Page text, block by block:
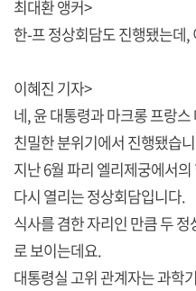
최대환 앵커>
한-프 정상회담도 진행됐는데,
이혜진 기자>
네, 윤 대통령과 마크롱 프랑
친밀한 분위기에서 진행됐습
지난 6월 파리 엘리제궁에서
다시 열리는 정상회담입니다.
식사를 겸한 자리인 만큼 두
로 보이는데요.
대통령실 고위 관계자는 과학